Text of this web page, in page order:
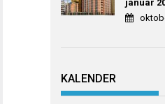
januar
KALENDER